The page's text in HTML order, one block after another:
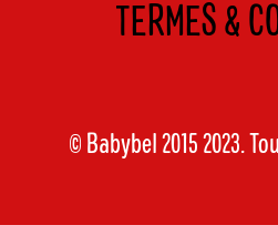
TERMES &
© Babybel 2015 2023.